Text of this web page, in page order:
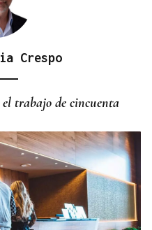
Crespo
trabajo de cincuenta